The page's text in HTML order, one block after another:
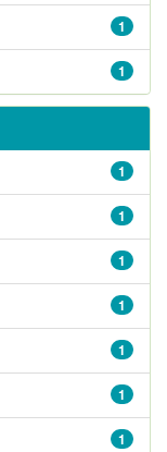
1
1
1
1
1
1
1
1
1